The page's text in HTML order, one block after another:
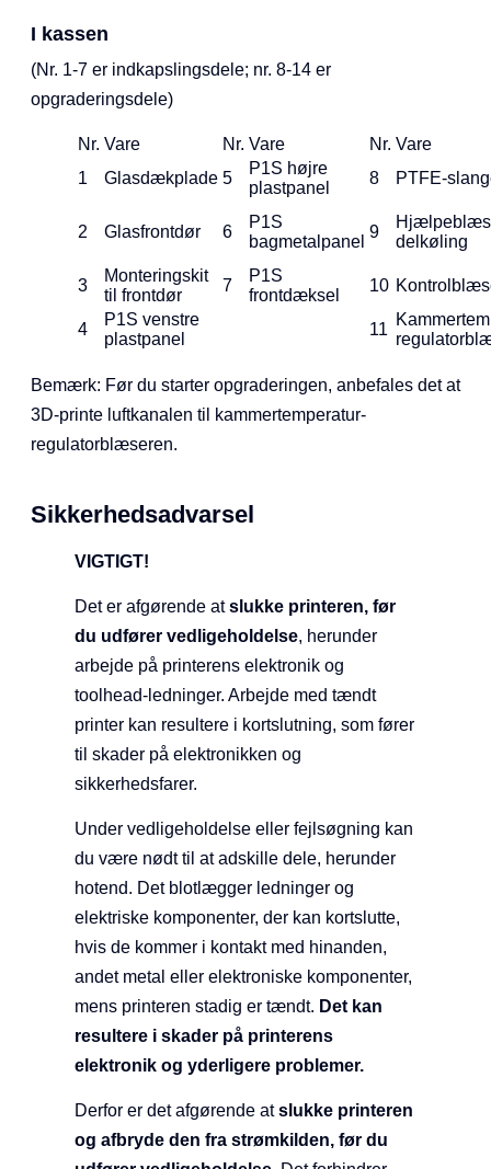
I kassen
(Nr. 1-7 er indkapslingsdele; nr. 8-14 er
opgraderingsdele)
Nr. Vare Nr. Vare Nr. Vare
1
Glasdækplade 5
P1S højre
plastpanel
8 PTFE-
2 Glasfrontdør 6
P1S
bagmetalpanel
9
delkøling
3
Monteringskit
til frontdør
7
P1S
frontdæksel
10
4
P1S venstre
plastpanel
11
Bemærk: Før du starter opgraderingen, anbefales det at
3D-printe luftkanalen til kammertemperatur-
regulatorblæseren.
Sikkerhedsadvarsel
VIGTIGT!
Det er afgørende atslukke printeren, før
du udfører vedligeholdelse, herunder
arbejde på printerens elektronik og
toolhead-ledninger. Arbejde med tændt
printer kan resultere i kortslutning, som fører
til skader på elektronikken og
sikkerhedsfarer.
Under vedligeholdelse eller fejlsøgning kan
du være nødt til at adskille dele, herunder
hotend. Det blotlægger ledninger og
elektriske komponenter, der kan kortslutte,
hvis de kommer i kontakt med hinanden,
andet metal eller elektroniske komponenter,
mens printeren stadig er tændt. Det kan
resultere i skader på printerens
elektronik og yderligere problemer.
Derfor er det afgørende atslukke printeren
og afbryde den fra strømkilden, før du